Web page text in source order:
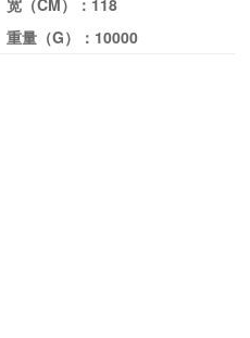
宽（CM）： 118
重量（G）： 10000